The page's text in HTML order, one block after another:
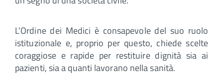
L’Ordine dei Medici è consapevole del suo ruolo
istituzionale e, proprio per questo, chiede scelte
coraggiose e rapide per restituire dignità sia ai
pazienti, sia a quanti lavorano nella sanità.